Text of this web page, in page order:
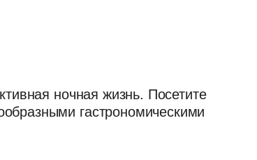
ночная жизнь. Посетите
гастрономическими